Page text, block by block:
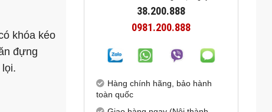
khóa kéo
đựng
38.200.888
0981.200.888
Hàng chính hãng, bảo hành
toàn quốc